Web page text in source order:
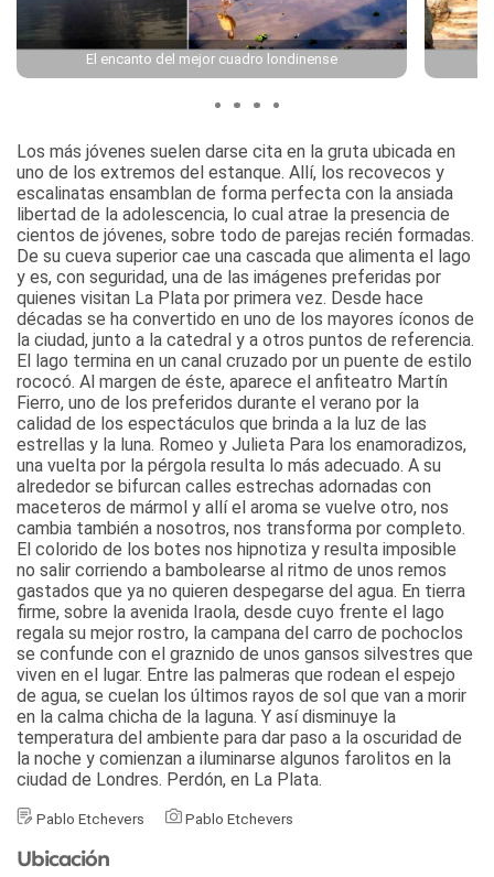
El encanto del mejor cuadro londinense
Los más jóvenes suelen darse cita en la gruta ubicada en
uno de los extremos del estanque. Allí, los recovecos y
escalinatas ensamblan de forma perfecta con la ansiada
libertad de la adolescencia, lo cual atrae la presencia de
cientos de jóvenes, sobre todo de parejas recién formadas.
De su cueva superior cae una cascada que alimenta el lago
y es, con seguridad, una de las imágenes preferidas por
quienes visitan La Plata por primera vez. Desde hace
décadas se ha convertido en uno de los mayores íconos de
la ciudad, junto a la catedral y a otros puntos de referencia.
El lago termina en un canal cruzado por un puente de estilo
rococó. Al margen de éste, aparece el anfiteatro Martín
Fierro, uno de los preferidos durante el verano por la
calidad de los espectáculos que brinda a la luz de las
estrellas y la luna. Romeo y Julieta Para los enamoradizos,
una vuelta por la pérgola resulta lo más adecuado. A su
alrededor se bifurcan calles estrechas adornadas con
maceteros de mármol y allí el aroma se vuelve otro, nos
cambia también a nosotros, nos transforma por completo.
El colorido de los botes nos hipnotiza y resulta imposible
no salir corriendo a bambolearse al ritmo de unos remos
gastados que ya no quieren despegarse del agua. En tierra
firme, sobre la avenida Iraola, desde cuyo frente el lago
regala su mejor rostro, la campana del carro de pochoclos
se confunde con el graznido de unos gansos silvestres que
viven en el lugar. Entre las palmeras que rodean el espejo
de agua, se cuelan los últimos rayos de sol que van a morir
en la calma chicha de la laguna. Y así disminuye la
temperatura del ambiente para dar paso a la oscuridad de
la noche y comienzan a iluminarse algunos farolitos en la
ciudad de Londres. Perdón, en La Plata.
Pablo Etchevers Pablo Etchevers
Ubicación